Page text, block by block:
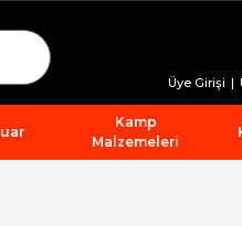
Üye Girişi |
Kamp
Malzemeleri